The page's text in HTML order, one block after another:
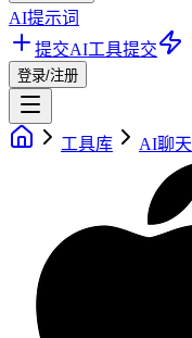
AI提示词
提交AI工具提交
登录/注册
工具库 AI聊天